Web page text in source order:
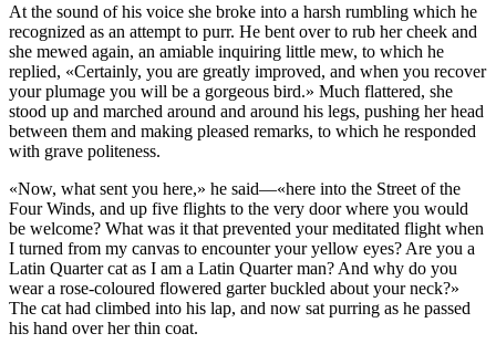
At the sound of his voice she broke into a harsh rumbling which he
recognized as an attempt to purr. He bent over to rub her cheek and
she mewed again, an amiable inquiring little mew, to which he
replied, «Certainly, you are greatly improved, and when you recover
your plumage you will be a gorgeous bird.» Much flattered, she
stood up and marched around and around his legs, pushing her head
between them and making pleased remarks, to which he responded
with grave politeness.
«Now, what sent you here,» he said—«here into the Street of the
Four Winds, and up five flights to the very door where you would
be welcome? What was it that prevented your meditated flight when
I turned from my canvas to encounter your yellow eyes? Are you a
Latin Quarter cat as I am a Latin Quarter man? And why do you
wear a rose-coloured flowered garter buckled about your neck?»
The cat had climbed into his lap, and now sat purring as he passed
his hand over her thin coat.